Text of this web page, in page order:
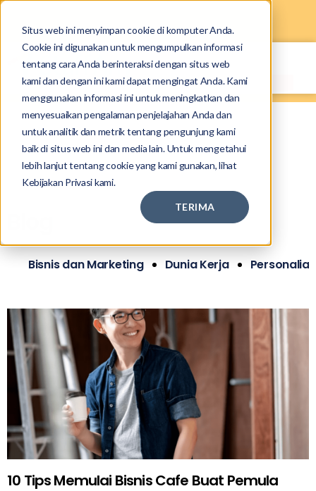
Situs web ini menyimpan cookie di komputer Anda.
Cookie ini digunakan untuk mengumpulkan informasi
tentang cara Anda berinteraksi dengan situs web
kami dan dengan ini kami dapat mengingat Anda. Kami
menggunakan informasi ini untuk meningkatkan dan
menyesuaikan pengalaman penjelajahan Anda dan
untuk analitik dan metrik tentang pengunjung kami
baik di situs web ini dan media lain. Untuk mengetahui
lebih lanjut tentang cookie yang kami gunakan, lihat
Kebijakan Privasi kami.
TERIMA
Bisnis dan Marketing Dunia Kerja Personalia
10 Tips Memulai Bisnis Cafe Buat Pemula